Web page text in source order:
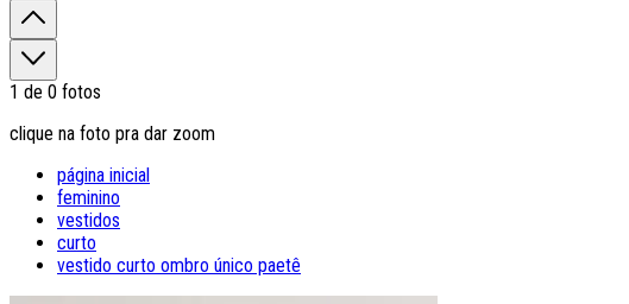
1 de 0 fotos
clique na foto pra dar zoom
página inicial
feminino
vestidos
curto
vestido curto ombro único paetê